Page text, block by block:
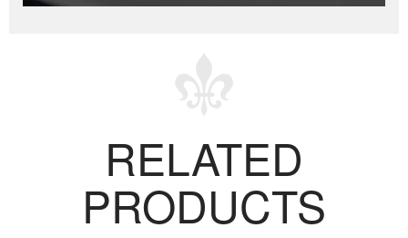
RELATED
PRODUCTS